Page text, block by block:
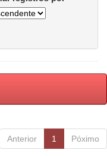
Anterior 1 Póximo